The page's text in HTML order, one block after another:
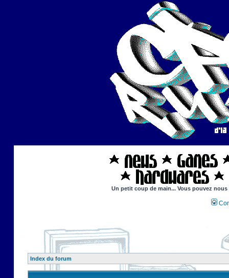
Un petit coup de main... Vous pouvez
Index du forum